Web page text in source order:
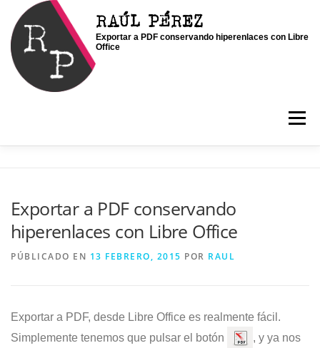
Saltar
contenido
RAÚL PÉREZ
Exportar a PDF conservando hiperenlaces con Libre
Office
Menú
PORTFOLIO CONTACTO BLOG
Exportar a PDF conservando
hiperenlaces con Libre Office
PÚBLICADO EN 13 FEBRERO, 2015 POR RAUL
Exportar a PDF, desde Libre Office es realmente fácil.
Simplemente tenemos que pulsar el botón
, y ya nos